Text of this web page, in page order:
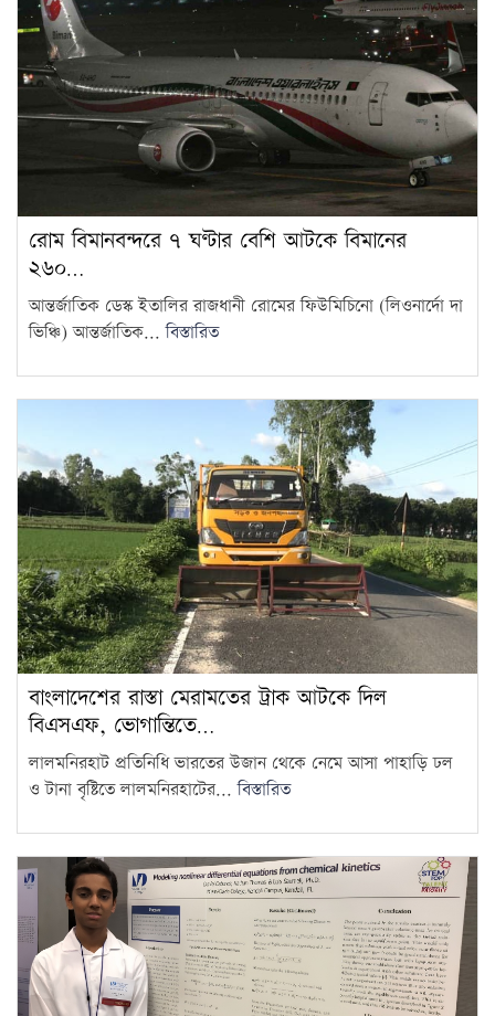
রোম বিমানবন্দরে ৭ ঘণ্টার বেশি আটকে বিমানের
২৬০…
আন্তর্জাতিক ডেস্ক ইতালির রাজধানী রোমের ফিউমিচিনো (লিওনার্দো দা
ভিঞ্চি) আন্তর্জাতিক...বিস্তারিত
বাংলাদেশের রাস্তা মেরামতের ট্রাক আটকে দিল
বিএসএফ, ভোগান্তিতে…
লালমনিরহাট প্রতিনিধি ভারতের উজান থেকে নেমে আসা পাহাড়ি ঢল
ও টানা বৃষ্টিতে লালমনিরহাটের...বিস্তারিত